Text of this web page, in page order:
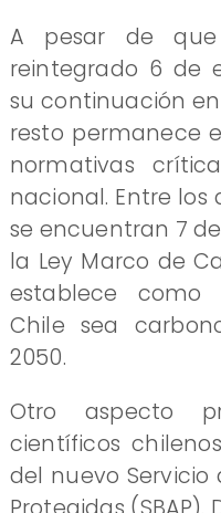
A pesar de
reintegrado 6 de
su continuación
resto permanece
normativas
nacional. Entre
se encuentran 7
la Ley Marco de
establece
Chile sea
2050.
Otro aspecto
científicos
del nuevo Servicio